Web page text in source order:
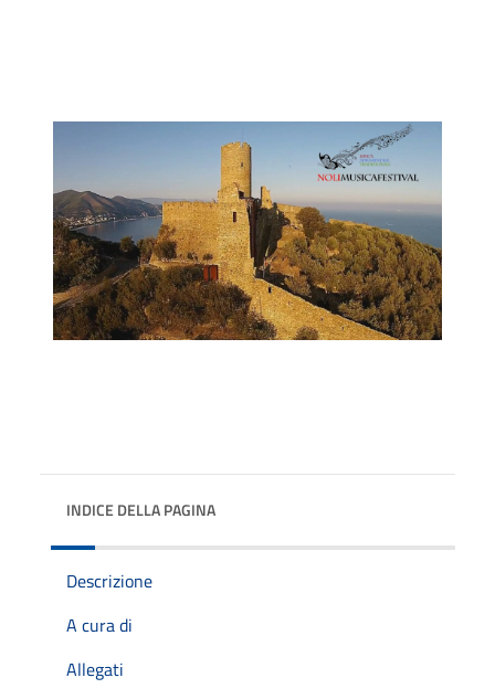
INDICE DELLA PAGINA
Descrizione
A cura di
Allegati